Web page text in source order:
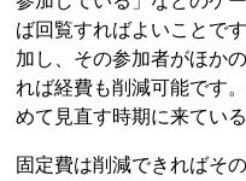
ば回覧すればよいことで
加し、その参加者がほか
れば経費も削減可能です
めて見直す時期に来てい
固定費は削減できればそ